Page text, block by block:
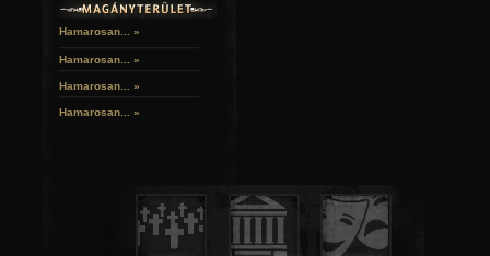
Hamarosan... »
Hamarosan... »
Hamarosan... »
Hamarosan... »